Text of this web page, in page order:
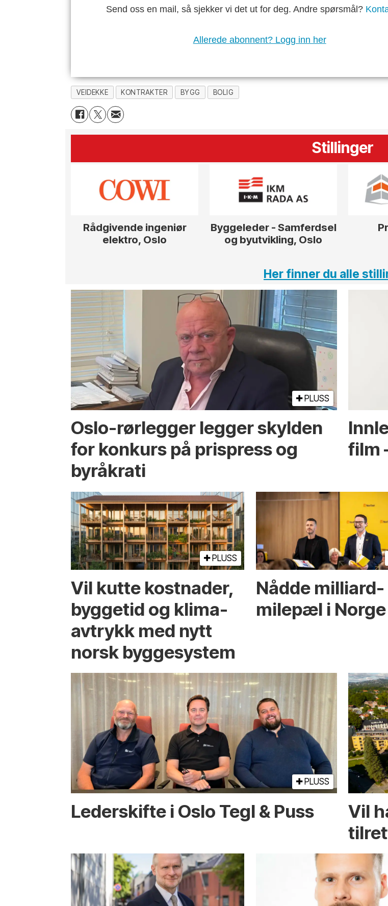
Send oss en mail, så sjekker vi det ut for deg. Andre spørsmål?
Allerede abonnent? Logg inn her
VEIDEKKE KONTRAKTER BYGG BOLIG
Stillinger
Rådgivende ingeniør
elektro, Oslo
Byggeleder - Samferdsel
og byutvikling, Oslo
Her finner du alle
PLUSS
Oslo-rørlegger legger skylden
for konkurs på prispress og
byråkrati
film
PLUSS
Vil kutte kostnader,
byggetid og klima­
avtrykk med nytt
norsk bygge­system
Nådde milliard­­
milepæl i Norge
PLUSS
Lederskifte i Oslo Tegl & Puss
Vil